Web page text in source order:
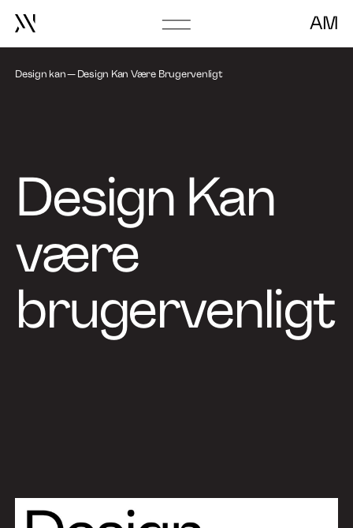
frontpage
AM
Design kan Design Kan Være Brugervenligt
Design Kan
være
brugervenligt